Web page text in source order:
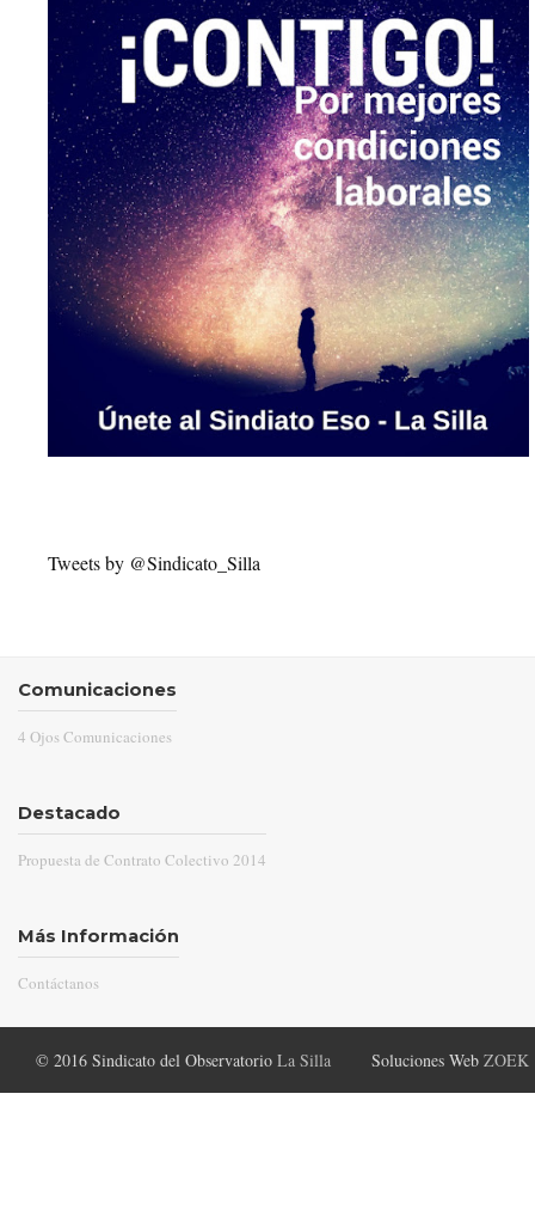
Tweets by @Sindicato_Silla
Comunicaciones
4 Ojos Comunicaciones
Destacado
Propuesta de Contrato Colectivo 2014
Más Información
Contáctanos
© 2016 Sindicato del Observatorio La Silla Soluciones Web ZOEK